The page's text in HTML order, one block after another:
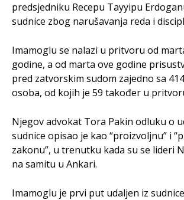
predsjedniku Recepu Tayyipu
sudnice zbog narušavanja reda i
Imamoglu se nalazi u pritvoru od
godine, a od marta ove godine
pred zatvorskim sudom zajedno sa
osoba, od kojih je 59 također u
Njegov advokat Tora Pakin odluku o
sudnice opisao je kao “proizvoljnu” i
zakonu”, u trenutku kada su se lideri
na samitu u Ankari.
Imamoglu je prvi put udaljen iz